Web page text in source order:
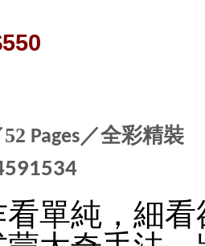
52 Pages／全彩精裝
單純，細